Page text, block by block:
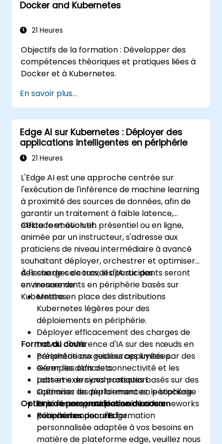
gérer une application web en cluster.
un cluster Kubernetes.
Docker and Kubernetes
21 Heures
Objectifs de la formation : Développer des
compétences théoriques et pratiques liées à
Docker et à Kubernetes.
En savoir plus...
Edge AI sur Kubernetes : Déployer des
applications intelligentes en périphérie
21 Heures
L'Edge AI est une approche centrée sur
l'exécution de l'inférence de machine learning
à proximité des sources de données, afin de
garantir un traitement à faible latence,
efficace et évolutif.
Cette formation en présentiel ou en ligne,
animée par un instructeur, s'adresse aux
praticiens de niveau intermédiaire à avancé
souhaitant déployer, orchestrer et optimiser
des charges de travail d'IA sur des
environnements en périphérie basés sur
Kubernetes.
À l'issue de ce cours, les participants seront
en mesure de :
Mettre en place des distributions
Kubernetes légères pour des
déploiements en périphérie.
Déployer efficacement des charges de
travail d'inférence d'IA sur des nœuds en
périphérie aux ressources limitées.
Gérer les défis de connectivité et les
patterns de synchronisation.
Optimiser les performances, le stockage
et le réseau pour des scénarios en
périphérie concrets.
Format du cours
Présentations guidées appuyées par des
exemples concrets.
Labs et exercices pratiques basés sur des
scénarios de déploiement en périphérie.
Expérience pratique avec les frameworks
Kubernetes pour l'Edge.
Options de personnalisation du cours
Pour demander une formation
personnalisée adaptée à vos besoins en
matière de plateforme edge, veuillez nous